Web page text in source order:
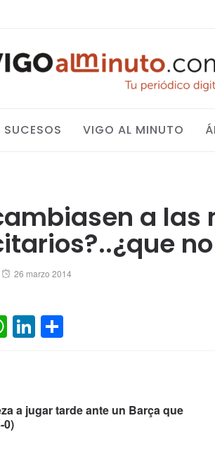
SUCESOS VIGO AL MINUTO
a
Posted
26 marzo 2014
WhatsApp
LinkedIn
a jugar tarde ante un Barça que
0)